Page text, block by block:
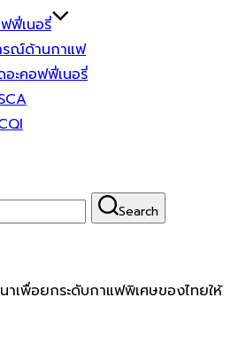
ฟี่เนอรี่
รณ์ด้านกาแฟ
ะคอฟฟี่เนอรี่
Search
พื่อยกระดับกาแฟพิเศษของไทยให้